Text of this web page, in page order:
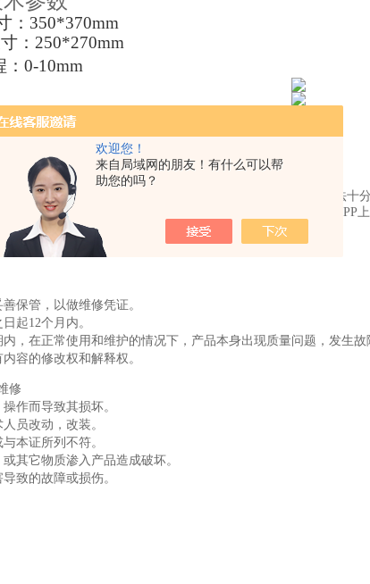
欢迎您！
来自局域网的朋友！有什么可以帮
助您的吗？
： 350*370mm
： 250*270mm
0-10mm
维断裂强度和断裂伸长模板
浮动比较大，产品规格也比较多，我们的每一款产品价格无法十
我们十分抱歉。如果您对我们的产品感兴趣，请直接来电或APP
保管，以做维修凭证。
起12个月内。
，在正常使用和维护的情况下，产品本身出现质量问题，发生
容的修改权和解释权。
修
作而导致其损坏。
员改动，改装。
本证所列不符。
其它物质渗入产品造成破坏。
致的故障或损伤。